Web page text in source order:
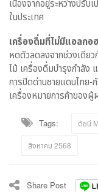
เนื่องจากอยู่ระหว่างปรับ
ในประเทศ
เครื่องดื่มที่ไม่มีแอลกอ
หดตัวลดลงจากช่วงเดีย
ไม้ เครื่องดื่มบำรุงกำลัง
การปิดด่านชายแดนไทย-
เครื่องหมายการค้าของ
Tags: ดัชนี
สิงหาคม 2568
Share Post